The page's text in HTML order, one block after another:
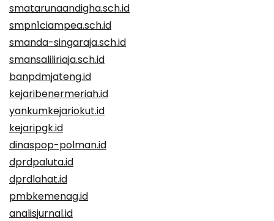
smatarunaandigha.sch.id
smpn1ciampea.sch.id
smanda-singaraja.sch.id
smansaliliriaja.sch.id
banpdmjateng.id
kejaribenermeriah.id
yankumkejariokut.id
kejaripgk.id
dinaspop-polman.id
dprdpaluta.id
dprdlahat.id
pmbkemenag.id
analisjurnal.id